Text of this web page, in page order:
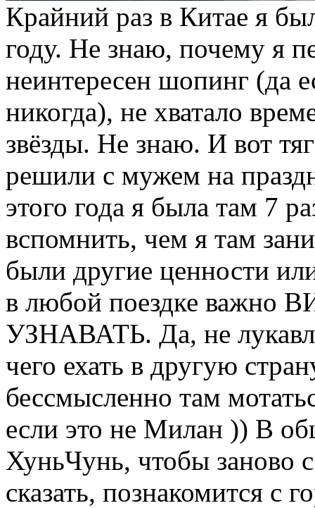
Крайний раз в Китае я
году. Не знаю, почему я
неинтересен шопинг (да
никогда), не хватало
звёзды. Не знаю. И вот
решили с мужем на
этого года я была там 7
вспомнить, чем я там
были другие ценности
в любой поездке
УЗНАВАТЬ. Да, не
чего ехать в другую
бессмысленно там
если это не Милан )) В
ХуньЧунь, чтобы заново
сказать, познакомится с